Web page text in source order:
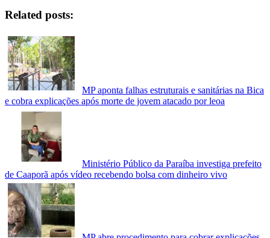
Related posts:
MP aponta falhas estruturais e sanitárias na Bica
e cobra explicações após morte de jovem atacado por leoa
Ministério Público da Paraíba investiga prefeito
de Caaporã após vídeo recebendo bolsa com dinheiro vivo